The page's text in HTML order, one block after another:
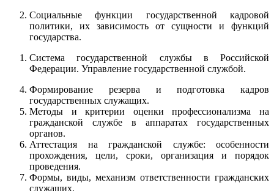
Социальные функции государственной кадровой
политики, их зависимость от сущности и функций
государства.
Система государственной службы в Российской
Федерации. Управление государственной службой.
Формирование резерва и подготовка кадров
государственных служащих.
Методы и критерии оценки профессионализма на
гражданской службе в аппаратах государственных
органов.
Аттестация на гражданской службе: особенности
прохождения, цели, сроки, организация и порядок
проведения.
Формы, виды, механизм ответственности гражданских
служащих.